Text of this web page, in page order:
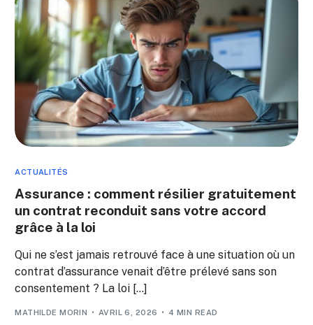
ACTUALITÉS
Assurance : comment résilier gratuitement
un contrat reconduit sans votre accord
grâce à la loi
Qui ne s’est jamais retrouvé face à une situation où un
contrat d’assurance venait d’être prélevé sans son
consentement ? La loi […]
MATHILDE MORIN AVRIL 6, 2026 4 MIN READ